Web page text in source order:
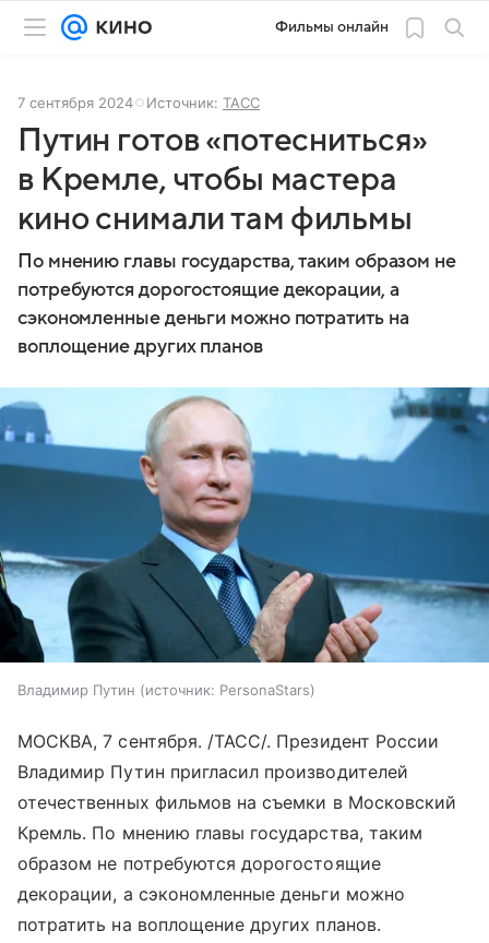
Фильмы онлайн
7 сентября 2024 Источник: ТАСС
Путин готов «потесниться»
в Кремле, чтобы мастера
кино снимали там фильмы
По мнению главы государства, таким образом не
потребуются дорогостоящие декорации, а
сэкономленные деньги можно потратить на
воплощение других планов
Владимир Путин источник: PersonaStars
МОСКВА, 7 сентября. /ТАСС/. Президент России
Владимир Путин пригласил производителей
отечественных фильмов на съемки в Московский
Кремль. По мнению главы государства, таким
образом не потребуются дорогостоящие
декорации, а сэкономленные деньги можно
потратить на воплощение других планов.